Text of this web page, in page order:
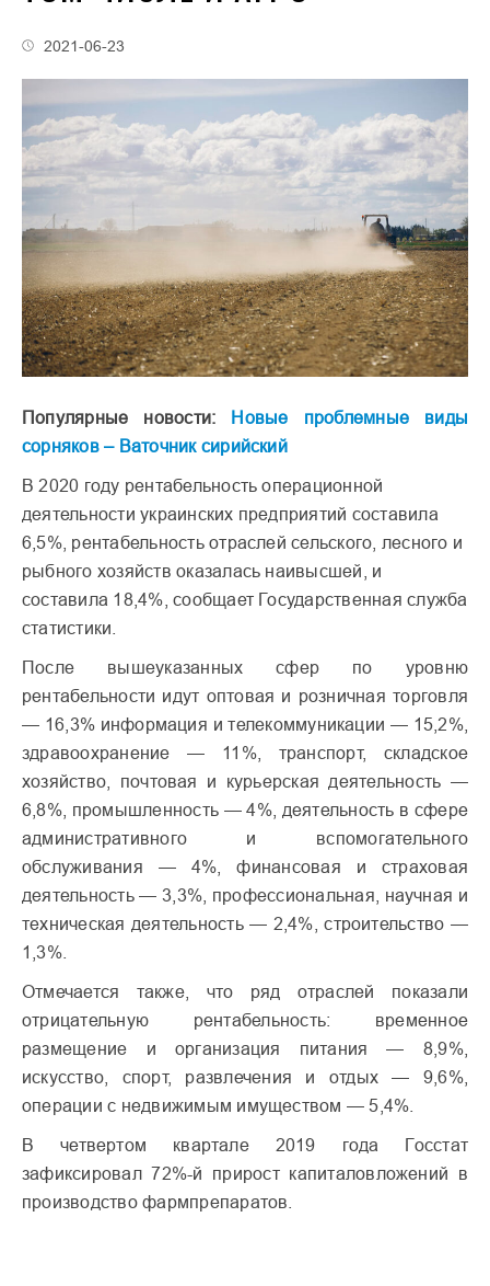
2021-06-23
Популярные новости: Новые проблемные виды
сорняков – Ваточник сирийский
В 2020 году рентабельность операционной
деятельности украинских предприятий составила
6,5%, рентабельность отраслей сельского, лесного и
рыбного хозяйств оказалась наивысшей, и
составила 18,4%, сообщает Государственная служба
статистики.
После вышеуказанных сфер по уровню
рентабельности идут оптовая и розничная торговля
— 16,3% информация и телекоммуникации — 15,2%,
здравоохранение — 11%, транспорт, складское
хозяйство, почтовая и курьерская деятельность —
6,8%, промышленность — 4%, деятельность в сфере
административного и вспомогательного
обслуживания — 4%, финансовая и страховая
деятельность — 3,3%, профессиональная, научная и
техническая деятельность — 2,4%, строительство —
1,3%.
Отмечается также, что ряд отраслей показали
отрицательную рентабельность: временное
размещение и организация питания — 8,9%,
искусство, спорт, развлечения и отдых — 9,6%,
операции с недвижимым имуществом — 5,4%.
В четвертом квартале 2019 года Госстат
зафиксировал 72%-й прирост капиталовложений в
производство фармпрепаратов.